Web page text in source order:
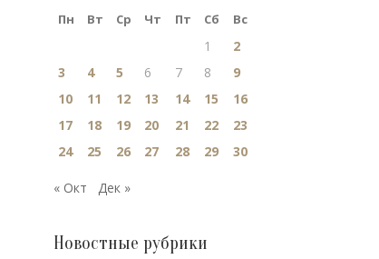
Пн Вт Ср Чт Пт Сб Вс
1
2
3
4 5 6 7 8
9
10
11 12 13 14 15
16
17
18 19 20 21 22
23
24
25 26 27 28 29 30
« Окт Дек »
Новостные рубрики